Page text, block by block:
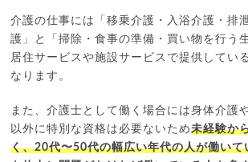
介護の仕事には「移乗介護・入浴介護・排
護」と「掃除・食事の準備・買い物を行う
居住サービスや施設サービスで提供してい
なります。
また、介護士として働く場合には身体介護
以外に特別な資格は必要ないため未経験か
く、20代〜50代の幅広い年代の人が働いて